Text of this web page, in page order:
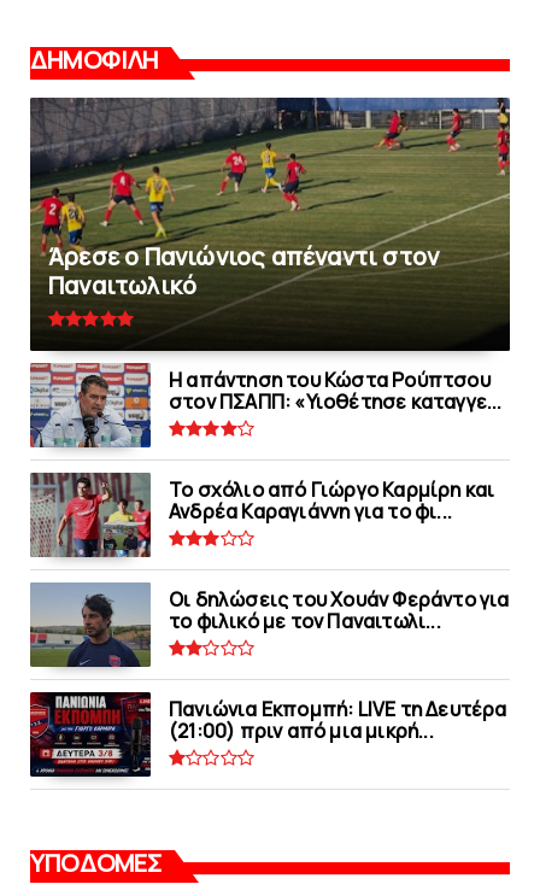
ΔΗΜΟΦΙΛΗ
Άρεσε ο Πανιώνιος απέναντι στoν
Παναιτωλικό
Η απάντηση του Κώστα Ρούπτσου
στον ΠΣΑΠΠ: «Υιοθέτησε καταγγε...
Το σχόλιο από Γιώργο Καρμίρη και
Ανδρέα Καραγιάννη για το φι...
Οι δηλώσεις του Χουάν Φεράντο για
το φιλικό με τoν Παναιτωλι...
Πανιώνια Εκπομπή: LIVE τη Δευτέρα
(21:00) πριν από μια μικρή...
ΥΠΟΔΟΜΕΣ